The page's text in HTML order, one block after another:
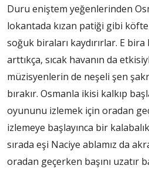
Duru eniştem yeğenlerinden
lokantada kızan patiği gibi
soğuk biraları kaydırırlar. E bira
arttıkça, sıcak havanın da
müzisyenlerin de neşeli şen
bırakır. Osmanla ikisi kalkıp
oyununu izlemek için oradan
izlemeye başlayınca bir
sırada eşi Naciye ablamız da
oradan geçerken başını uzatır